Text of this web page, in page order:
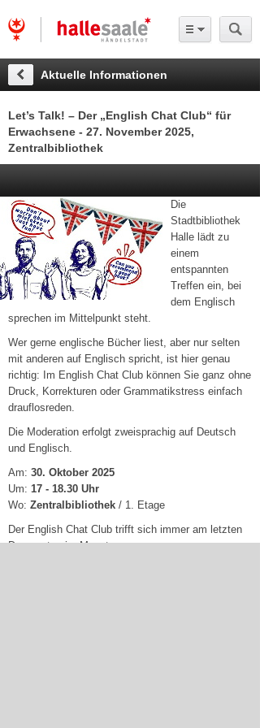
Aktuelle Informationen
Let’s Talk! – Der „English Chat Club“ für
Erwachsene - 27. November 2025,
Zentralbibliothek
Die
Stadtbibliothek
Halle lädt zu
einem
entspannten
Treffen ein, bei
dem Englisch
sprechen im Mittelpunkt steht.
Wer gerne englische Bücher liest, aber nur selten
mit anderen auf Englisch spricht, ist hier genau
richtig: Im English Chat Club können Sie ganz ohne
Druck, Korrekturen oder Grammatikstress einfach
drauflosreden.
Die Moderation erfolgt zweisprachig auf Deutsch
und Englisch.
Am: 30. Oktober 2025
Um: 17 - 18.30 Uhr
Wo: Zentralbibliothek / 1. Etage
Der English Chat Club trifft sich immer am letzten
Donnerstag im Monat.